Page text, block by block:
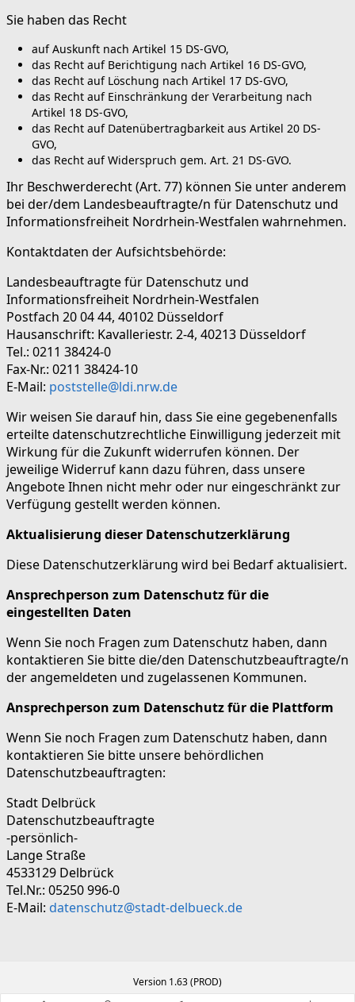
Sie haben das Recht
auf Auskunft nach Artikel 15 DS-GVO,
das Recht auf Berichtigung nach Artikel 16 DS-GVO,
das Recht auf Löschung nach Artikel 17 DS-GVO,
das Recht auf Einschränkung der Verarbeitung nach
Artikel 18 DS-GVO,
das Recht auf Datenübertragbarkeit aus Artikel 20 DS-
GVO,
das Recht auf Widerspruch gem. Art. 21 DS-GVO.
Ihr Beschwerderecht (Art. 77) können Sie unter anderem
bei der/dem Landesbeauftragte/n für Datenschutz und
Informationsfreiheit Nordrhein-Westfalen wahrnehmen.
Kontaktdaten der Aufsichtsbehörde:
Landesbeauftragte für Datenschutz und
Informationsfreiheit Nordrhein-Westfalen
Postfach 20 04 44, 40102 Düsseldorf
Hausanschrift: Kavalleriestr. 2-4, 40213 Düsseldorf
Tel.: 0211 38424-0
Fax-Nr.: 0211 38424-10
E-Mail: poststelle@ldi.nrw.de
Wir weisen Sie darauf hin, dass Sie eine gegebenenfalls
erteilte datenschutzrechtliche Einwilligung jederzeit mit
Wirkung für die Zukunft widerrufen können. Der
jeweilige Widerruf kann dazu führen, dass unsere
Angebote Ihnen nicht mehr oder nur eingeschränkt zur
Verfügung gestellt werden können.
Aktualisierung dieser Datenschutzerklärung
Diese Datenschutzerklärung wird bei Bedarf aktualisiert.
Ansprechperson zum Datenschutz für die
eingestellten Daten
Wenn Sie noch Fragen zum Datenschutz haben, dann
kontaktieren Sie bitte die/den Datenschutzbeauftragte/n
der angemeldeten und zugelassenen Kommunen.
Ansprechperson zum Datenschutz für die Plattform
Wenn Sie noch Fragen zum Datenschutz haben, dann
kontaktieren Sie bitte unsere behördlichen
Datenschutzbeauftragten:
Stadt Delbrück
Datenschutzbeauftragte
-persönlich-
Lange Straße
4533129 Delbrück
Tel.Nr.: 05250 996-0
E-Mail: datenschutz@stadt-delbueck.de
Version 1.63 (PROD)